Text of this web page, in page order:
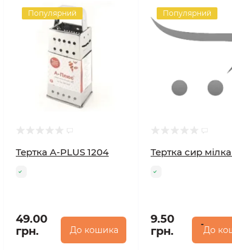
Популярний
Тертка A-PLUS 1204
49.00
грн.
До кошика
Популярний
Тертка сир
9.50
грн.
До